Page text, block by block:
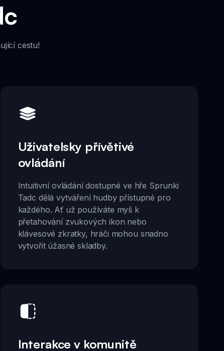
cestu!
Uživatelsky přívětivé
ovládání
Intuitivní ovládání dostupné ve hře Sprunki
Tadc dělá vytváření hudby přístupné pro
každého. Ať už používáte myš k
přetahování zvukových ikon nebo
klávesové zkratky, hráči mohou snadno
vytvořit úžasné skladby.
Interakce v komunitě